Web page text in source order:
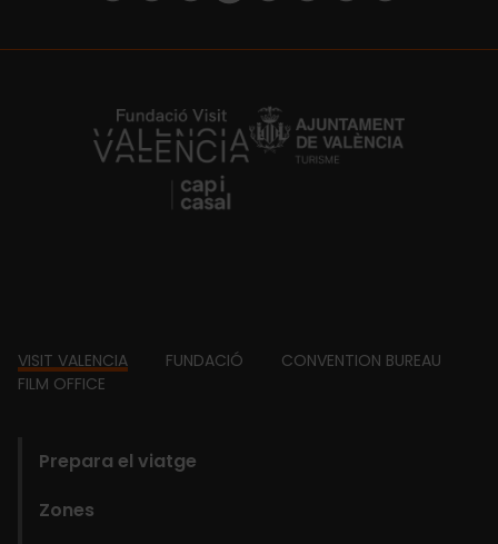
https://fundacion.visitvalencia.com/
Footer
VISIT VALENCIA FUNDACIÓ
CONVENTION BUREAU
FILM OFFICE
Prepara el viatge
Zones